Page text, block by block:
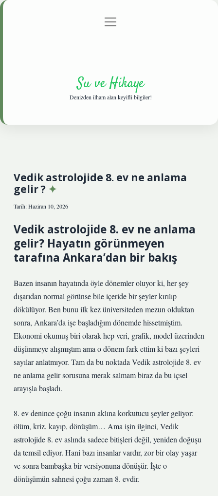
Gizlilik Politikası
menüyü
Su ve Hikaye
Denizden ilham alan keyifli bilgiler!
Vedik astrolojide 8. ev ne anlama
gelir ?
Tarih: Haziran 10, 2026
Vedik astrolojide 8. ev ne anlama
gelir? Hayatın görünmeyen
tarafına Ankara’dan bir bakış
Bazen insanın hayatında öyle dönemler oluyor ki, her şey
dışarıdan normal görünse bile içeride bir şeyler kırılıp
dökülüyor. Ben bunu ilk kez üniversiteden mezun olduktan
sonra, Ankara’da işe başladığım dönemde hissetmiştim.
Ekonomi okumuş biri olarak hep veri, grafik, model üzerinden
düşünmeye alışmıştım ama o dönem fark ettim ki bazı şeyleri
sayılar anlatmıyor. Tam da bu noktada Vedik astrolojide 8. ev
ne anlama gelir sorusuna merak salmam biraz da bu içsel
arayışla başladı.
8. ev denince çoğu insanın aklına korkutucu şeyler geliyor:
ölüm, kriz, kayıp, dönüşüm… Ama işin ilginci, Vedik
astrolojide 8. ev aslında sadece bitişleri değil, yeniden doğuşu
da temsil ediyor. Hani bazı insanlar vardır, zor bir olay yaşar
ve sonra bambaşka bir versiyonuna dönüşür. İşte o
dönüşümün sahnesi çoğu zaman 8. evdir.